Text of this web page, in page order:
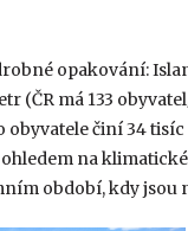
opakování:
(ČR má 133
obyvatele činí 34
ohledem na
období, kdy jsou